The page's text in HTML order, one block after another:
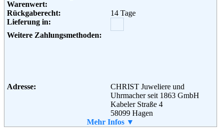
Informationen:
Warenwert:
Rückgaberecht:
14 Tage
Lieferung in:
Weitere Zahlungsmethoden:
Adresse:
CHRIST Juweliere und
Uhrmacher seit 1863 GmbH
Kabeler Straße 4
58099 Hagen
+49 (0) 800 - 1863 300
Mehr Infos ▼